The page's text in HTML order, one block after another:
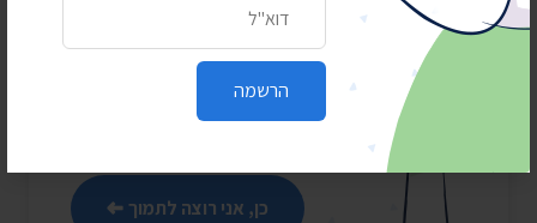
הרשמה
התנועה לחופש המידע מובילה
את מהפכת השקיפות ומחזירה
את המידע לציבור. כדי שנוכל
להמשיך אנחנו זקוקים
לתמיכתם
כן, אני רוצה לתמוך